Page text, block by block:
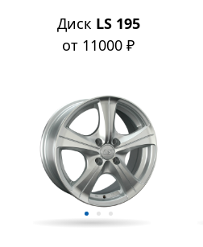
Диск LS 195
от 11000 ₽